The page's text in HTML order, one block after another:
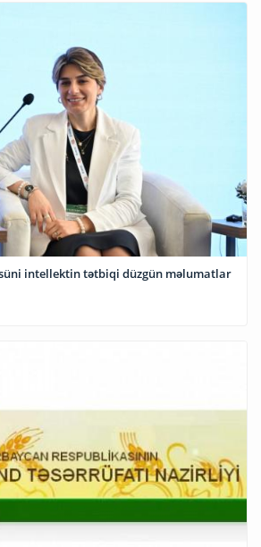
intellektin tətbiqi düzgün məlumatlar